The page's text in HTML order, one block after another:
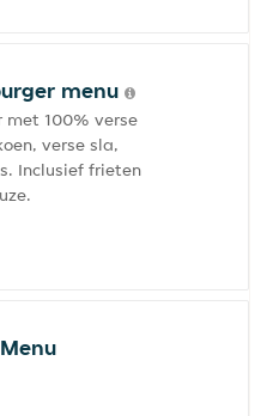
menu
met 100% verse
verse sla,
Inclusief frieten